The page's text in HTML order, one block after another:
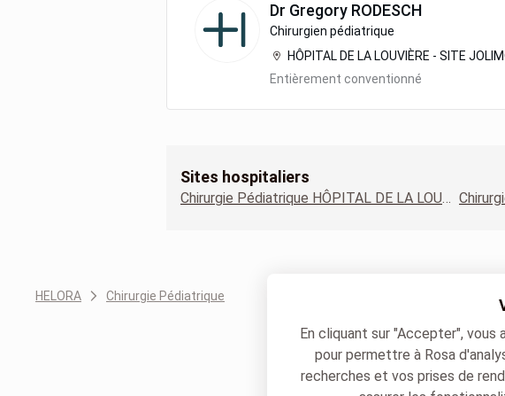
Dr Gregory RODESCH
Chirurgien pédiatrique
HÔPITAL DE LA LOUVIÈRE - SITE
Entièrement conventionné
Sites hospitaliers
Chirurgie Pédiatrique HÔPITAL DE LA LOUVIÈRE - SITE JOLIMONT
HELORA Chirurgie Pédiatrique
En cliquant sur "Accepter",
pour permettre à Rosa
recherches et vos prises de